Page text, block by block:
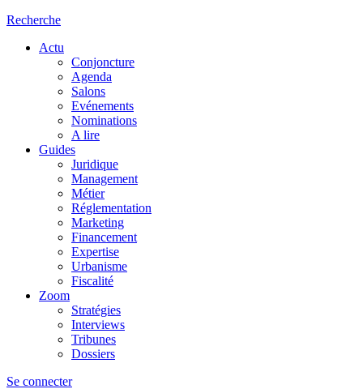
Recherche
Actu
Conjoncture
Agenda
Salons
Evénements
Nominations
A lire
Guides
Juridique
Management
Métier
Réglementation
Marketing
Financement
Expertise
Urbanisme
Fiscalité
Zoom
Stratégies
Interviews
Tribunes
Dossiers
Se connecter